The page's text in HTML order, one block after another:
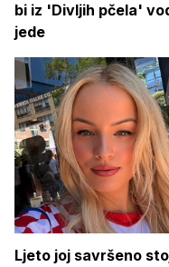
bi iz 'Divljih pčela'
jede
Ljeto joj savršeno